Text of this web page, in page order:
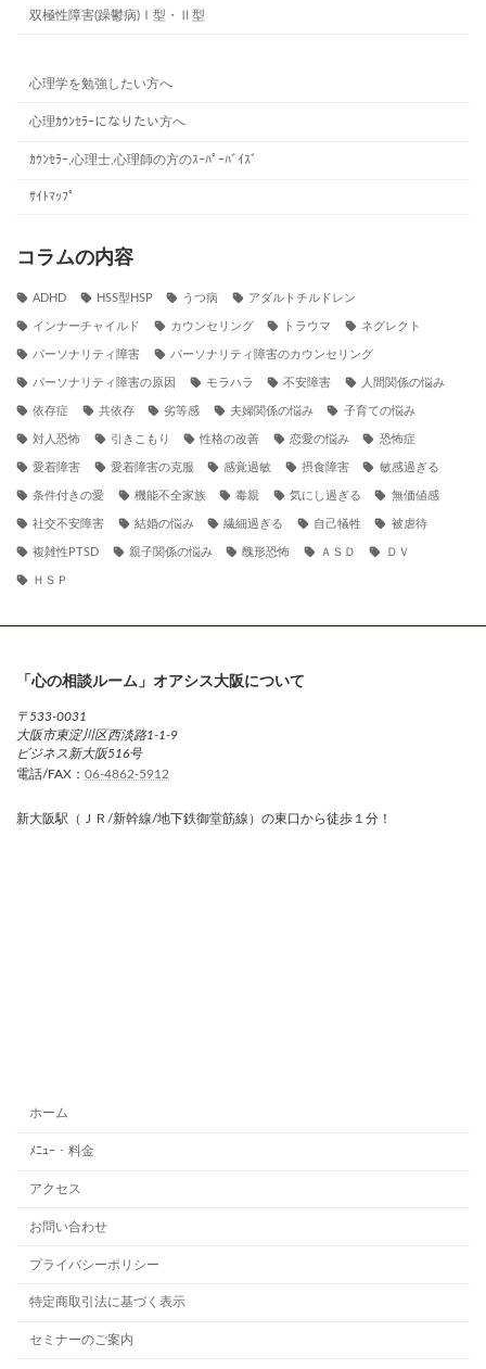
双極性障害(躁鬱病)Ⅰ型・Ⅱ型
心理学を勉強したい方へ
心理ｶｳﾝｾﾗｰになりたい方へ
ｶｳﾝｾﾗｰ,心理士,心理師の方のｽｰﾊﾟｰﾊﾞｲｽﾞ
ｻｲﾄﾏｯﾌﾟ
コラムの内容
ADHD HSS型HSP うつ病 アダルトチルドレン
インナーチャイルド カウンセリング トラウマ ネグレクト
パーソナリティ障害 パーソナリティ障害のカウンセリング
パーソナリティ障害の原因 モラハラ 不安障害 人間関係の悩み
依存症 共依存 劣等感 夫婦関係の悩み 子育ての悩み
対人恐怖 引きこもり 性格の改善 恋愛の悩み 恐怖症
愛着障害 愛着障害の克服 感覚過敏 摂食障害 敏感過ぎる
条件付きの愛 機能不全家族 毒親 気にし過ぎる 無価値感
社交不安障害 結婚の悩み 繊細過ぎる 自己犠牲 被虐待
複雑性PTSD 親子関係の悩み 醜形恐怖 ＡＳＤ ＤＶ
ＨＳＰ
「心の相談ルーム」オアシス大阪について
〒533-0031
大阪市東淀川区西淡路1-1-9
ビジネス新大阪516号
電話/FAX： 06-4862-5912
新大阪駅（ＪＲ/新幹線/地下鉄御堂筋線）の東口から徒歩１分！
ホーム
ﾒﾆｭｰ・料金
アクセス
お問い合わせ
プライバシーポリシー
特定商取引法に基づく表示
セミナーのご案内